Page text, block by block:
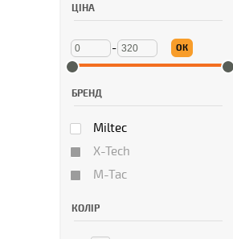
ЦІНА
- ОК
БРЕНД
Miltec
X-Tech
M-Tac
КОЛІР